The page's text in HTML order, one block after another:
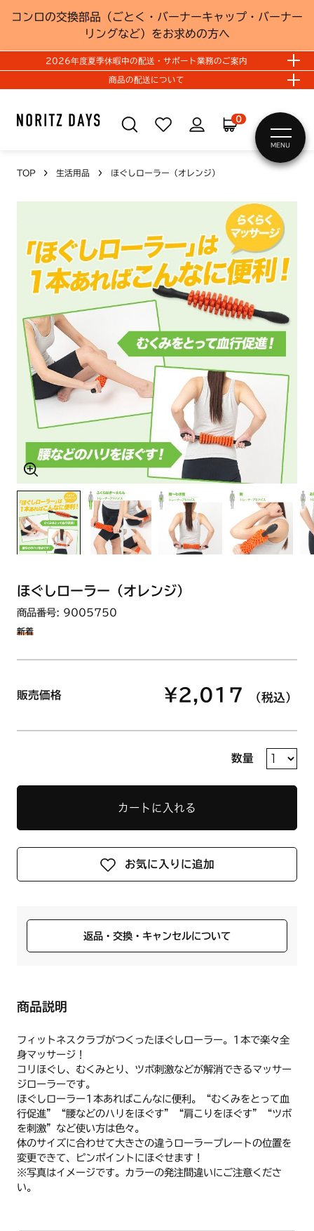
コンロの交換部品（ごとく・バーナーキャップ・バーナー
リングなど）をお求めの方へ
2026年度夏季休暇中の配送・サポート業務のご案内
商品の配送について
0
MENU
TOP 生活用品 ほぐしローラー（オレンジ）
ほぐしローラー（オレンジ）
商品番号: 9005750
新着
販売価格 ¥2,017 （税込）
数量
カートに入れる
お気に入りに追加
返品・交換・キャンセルについて
商品説明
フィットネスクラブがつくったほぐしローラー。1本で楽々全
身マッサージ！
コリほぐし、むくみとり、ツボ刺激などが解消できるマッサー
ジローラーです。
ほぐしローラー1本あればこんなに便利。“むくみをとって血
行促進”“腰などのハリをほぐす”“肩こりをほぐす”“ツボ
を刺激”など使い方は色々。
体のサイズに合わせて大きさの違うローラープレートの位置を
変更できて、ピンポイントにほぐせます！
※写真はイメージです。カラーの発注間違いにご注意くださ
い。